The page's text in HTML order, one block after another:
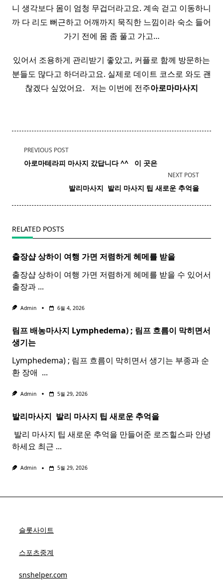
니 생각보다 몸이 엄청 무겁더라고요. 계속 걷고 이동하니
까 다 리도 뻐근하고 어깨까지 묵직한 느낌이라 숙소 들어
가기 전에 몸 좀 풀고 가고…
있어서 조용하게 관리받기 좋았고, 커플로 함께 방문하는
분들도 많다고 하더라고요. 실제로 데이트 코스로 와도 괜
찮겠다 싶었어요. ​ ​ 저는 이번에 전주아로마마사지
<span
class="nav-
text">Page</span>
PREVIOUS POST
아로마테라피 마사지 갔답니다 ^^ ​ ​ 이 곳은
NEXT POST
발리마사지 ​ 발리 마사지 팁 새로운 추억을
RELATED POSTS
출장샵 상하이 여행 가면 저렴하게 헤메를 받을
출장샵 상하이 여행 가면 저렴하게 헤메를 받을 수 있어서
출장과 ...
Admin 6월 4, 2026
림프 배농마사지 Lymphedema) ; 림프 흐름이 막히면서
생기는
Lymphedema) ; 림프 흐름이 막히면서 생기는 부종과 순
환 장애 ​ ...
Admin 5월 29, 2026
발리마사지 ​ 발리 마사지 팁 새로운 추억을
​ 발리 마사지 팁 새로운 추억을 만들어준 로즈힐스파 안녕
하세요 최근 ...
Admin 5월 29, 2026
슬롯사이트
스포츠중계
snshelper.com